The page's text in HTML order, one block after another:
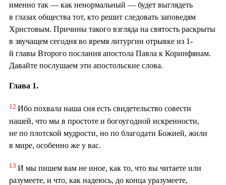
именно так — как ненормальный — будет выглядеть
в глазах общества тот, кто решит следовать заповедям
Христовым. Причины такого взгляда на святость раскрыты
в звучащем сегодня во время литургии отрывке из 1-
й главы Второго послания апостола Павла к Коринфянам.
Давайте послушаем эти апостольские слова.
Глава 1.
12 Ибо похвала наша сия есть свидетельство совести
нашей, что мы в простоте и богоугодной искренности,
не по плотской мудрости, но по благодати Божией, жили
в мире, особенно же у вас.
13 И мы пишем вам не иное, как то, что вы читаете или
разумеете, и что, как надеюсь, до конца уразумеете,